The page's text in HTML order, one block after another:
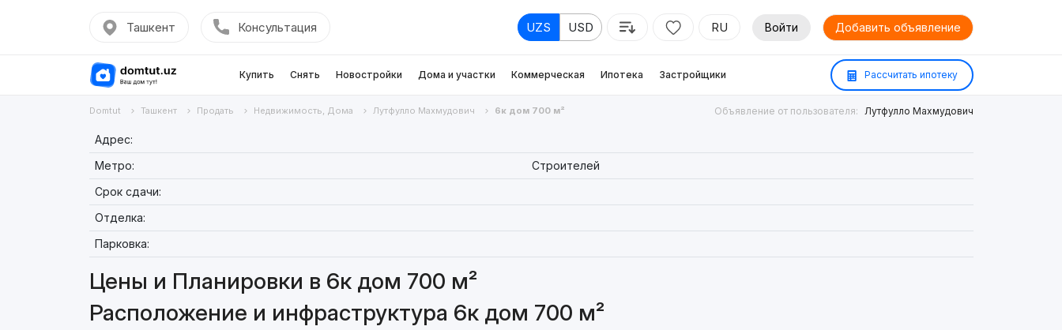
Ташкент Консультация UZS USD RU Войти Добавить объявление
Купить Снять Новостройки Дома и участки Коммерческая Ипотека Застройщики Рассчитать ипотеку
Domtut Ташкент Продать Недвижимость, Дома Лутфулло Махмудович 6к дом 700 м² Объявление от пользователя: Лутфулло Махмудович
Адрес:
Метро:
Строителей
Срок сдачи:
Отделка:
Парковка:
Цены и Планировки в 6к дом 700 м²
Расположение и инфраструктура 6к дом 700 м²